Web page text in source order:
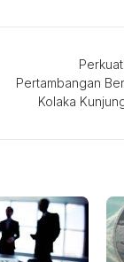
Pertambangan
Kolaka